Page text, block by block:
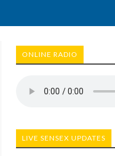
ONLINE RADIO
LIVE SENSEX UPDATES